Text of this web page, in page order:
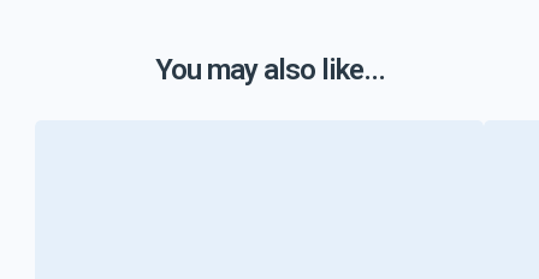
You may also like...